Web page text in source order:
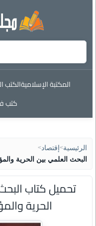
المكتبة الإسلاميةالكتب
كتب
الرئيسية> إقتصاد>
البحث العلمي بين الحرية
تحميل كتاب
الحرية